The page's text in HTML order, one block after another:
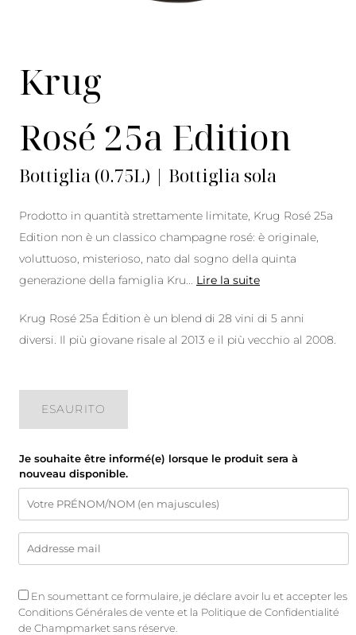
Krug
Rosé 25a Edition
Bottiglia (0.75L) | Bottiglia sola
Prodotto in quantità strettamente limitate, Krug Rosé 25a
Edition non è un classico champagne rosé: è originale,
voluttuoso, misterioso, nato dal sogno della quinta
generazione della famiglia Kru
Lire la suite
Krug Rosé 25a Édition è un blend di 28 vini di 5 anni
diversi. Il più giovane risale al 2013 e il più vecchio al 2008.
ESAURITO
Je souhaite être informé(e) lorsque le produit sera à
nouveau disponible.
En soumettant ce formulaire, je déclare avoir lu et accepter les
Conditions Générales de vente et la Politique de Confidentialité
de Champmarket sans réserve.